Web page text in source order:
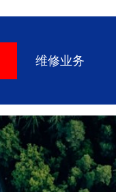
维修业务